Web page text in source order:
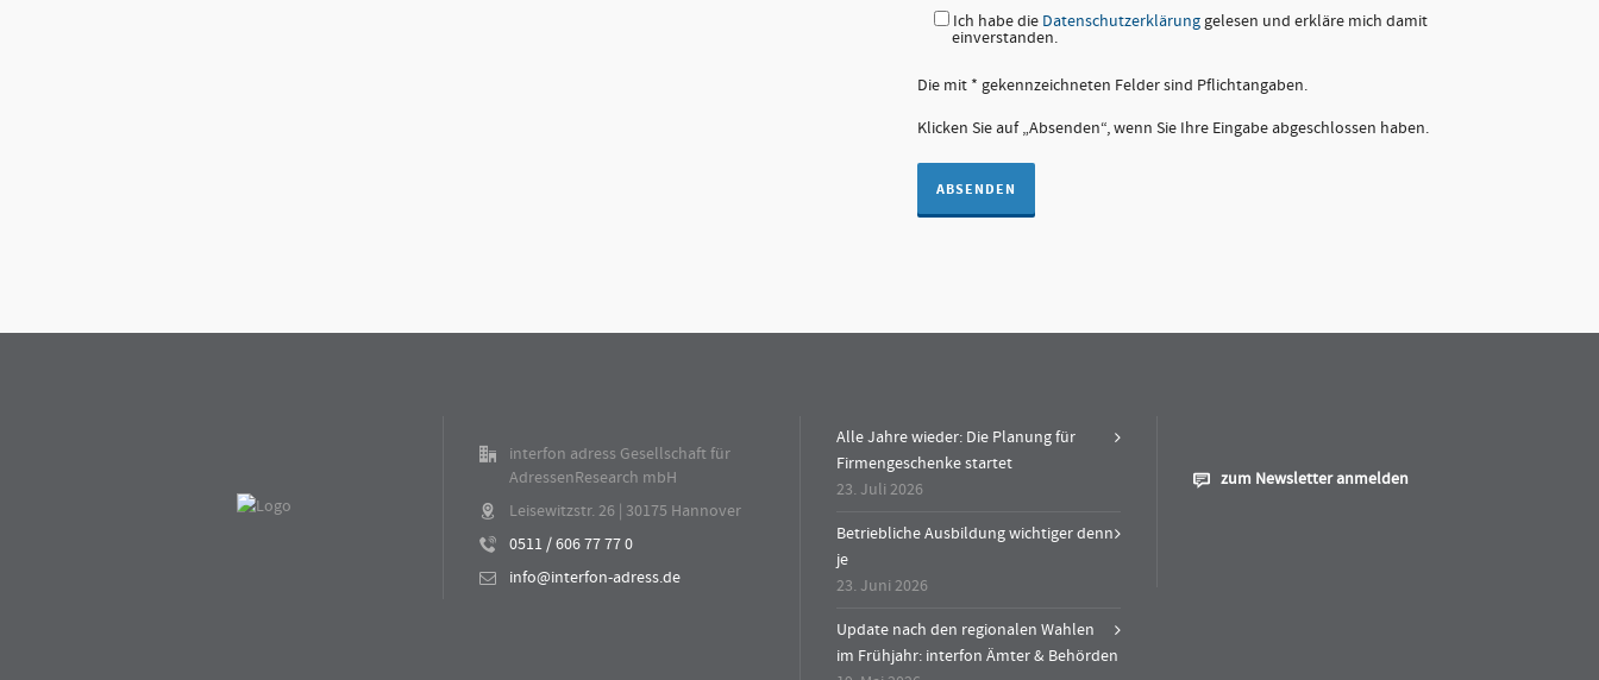
Ich habe die Datenschutzerklärunggelesen und erkläre mich damit
einverstanden.
Die mit * gekennzeichneten Felder sind Pflichtangaben.
Klicken Sie auf „Absenden“, wenn Sie Ihre Eingabe abgeschlossen haben.
interfon adress Gesellschaft für
AdressenResearch mbH
Leisewitzstr. 26 | 30175 Hannover
0511 / 606 77 77 0
info@interfon-adress.de
Alle Jahre wieder: Die Planung für
Firmengeschenke startet
23. Juli 2026
Betriebliche Ausbildung wichtiger denn
je
23. Juni 2026
Update nach den regionalen Wahlen
im Frühjahr: interfon Ämter & Behörden
zum Newsletter anmelden